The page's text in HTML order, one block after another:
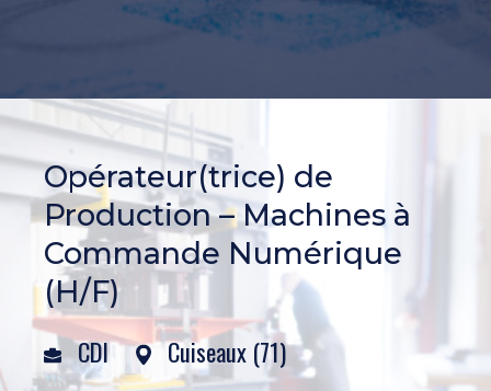
Opérateur(trice) de
Production – Machines à
Commande Numérique
(H/F)
CDI
Cuiseaux (71)